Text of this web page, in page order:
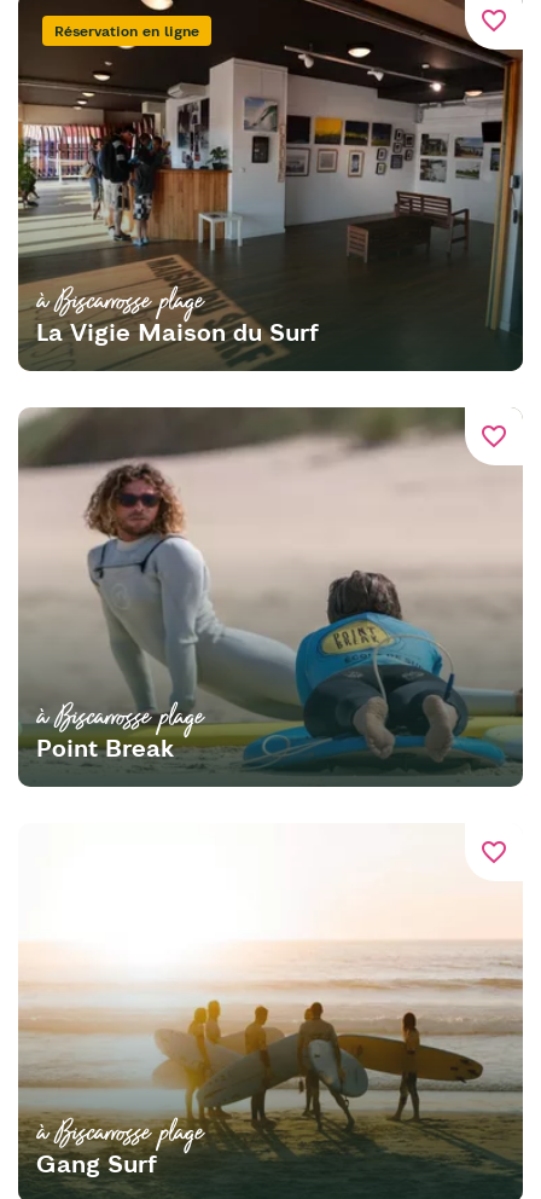
favorite_border
Réservation en ligne
à Biscarrosse plage
La Vigie Maison du Surf
favorite_border
à Biscarrosse plage
Point Break
favorite_border
à Biscarrosse plage
Gang Surf